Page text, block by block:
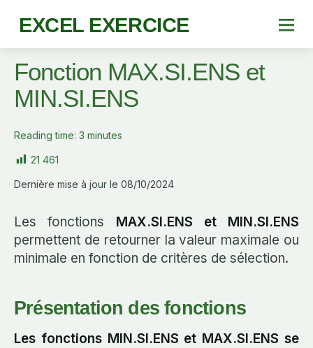
EXCEL EXERCICE
Fonction MAX.SI.ENS et
MIN.SI.ENS
Reading time: 3 minutes
21 461
Dernière mise à jour le 08/10/2024
Les fonctions MAX.SI.ENS et MIN.SI.ENS
permettent de retourner la valeur maximale ou
minimale en fonction de critères de sélection.
Présentation des fonctions
Les fonctions MIN.SI.ENS et MAX.SI.ENS se